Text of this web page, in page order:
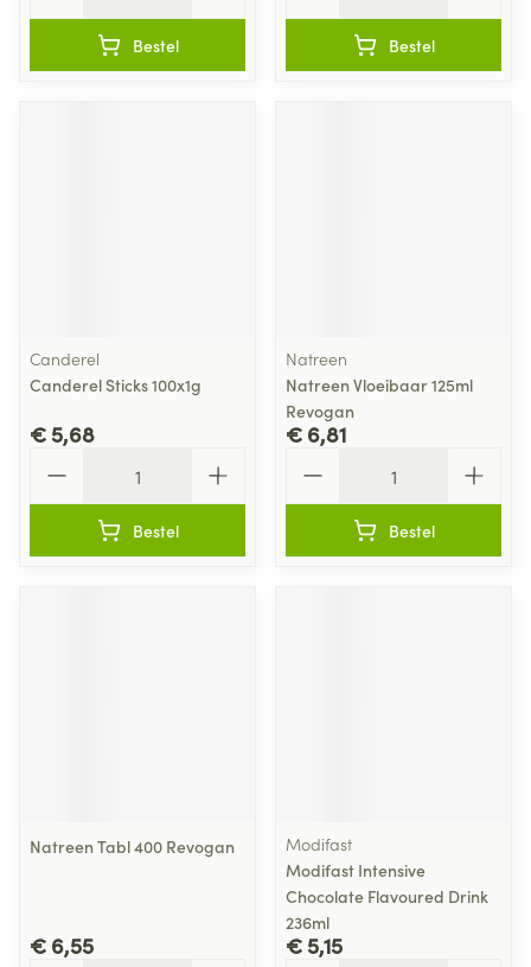
Bestel Bestel
Canderel
Canderel Sticks 100x1g
€ 5,68
Bestel
Natreen
Natreen Vloeibaar 125ml
Revogan
€ 6,81
Bestel
Natreen Tabl 400 Revogan
€ 6,55
Modifast
Modifast Intensive
Chocolate Flavoured Drink
236ml
€ 5,15